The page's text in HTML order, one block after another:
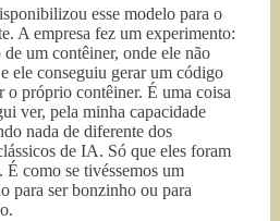
esse modelo para o
A empresa fez um experimento:
um contêiner, onde ele não
ele conseguiu gerar um código
o próprio contêiner. É uma coisa
ver, pela minha capacidade
nada de diferente dos
de IA. Só que eles foram
É como se tivéssemos um
para ser bonzinho ou para